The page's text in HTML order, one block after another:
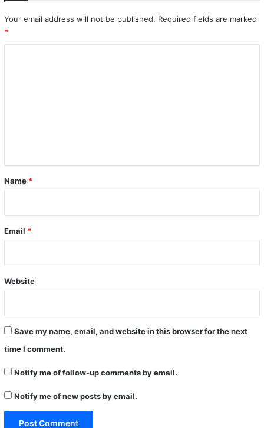
Your email address will not be published. Required fields are marked
*
*
Name *
Email *
Website
Save my name, email, and website in this browser for the next
time I comment.
Notify me of follow-up comments by email.
Notify me of new posts by email.